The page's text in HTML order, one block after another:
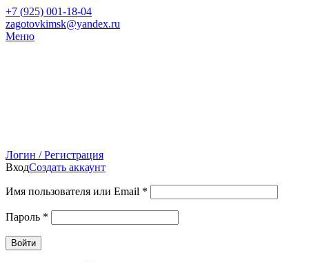
+7 (925) 001-18-04
zagotovkimsk@yandex.ru
Меню
Логин / Регистрация
ВходСоздать аккаунт
Имя пользователя или Email *
Пароль *
Войти